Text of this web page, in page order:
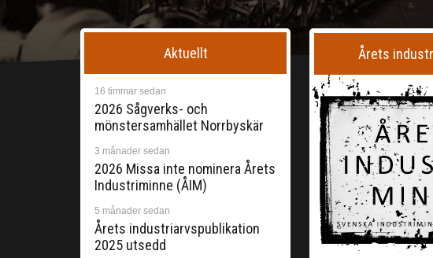
Aktuellt
16 timmar sedan
2026 Sågverks- och
mönstersamhället Norrbyskär
3 månader sedan
2026 Missa inte nominera Årets
Industriminne (ÅIM)
5 månader sedan
Årets industriarvspublikation
2025 utsedd
Årets